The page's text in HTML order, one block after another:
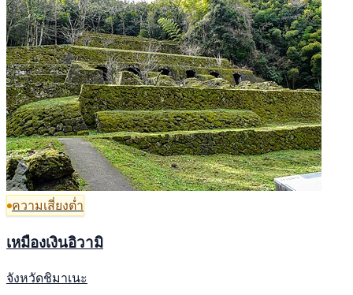
ความเสี่ยงต่ำ
เหมืองเงินอิวามิ
จังหวัดชิมาเนะ